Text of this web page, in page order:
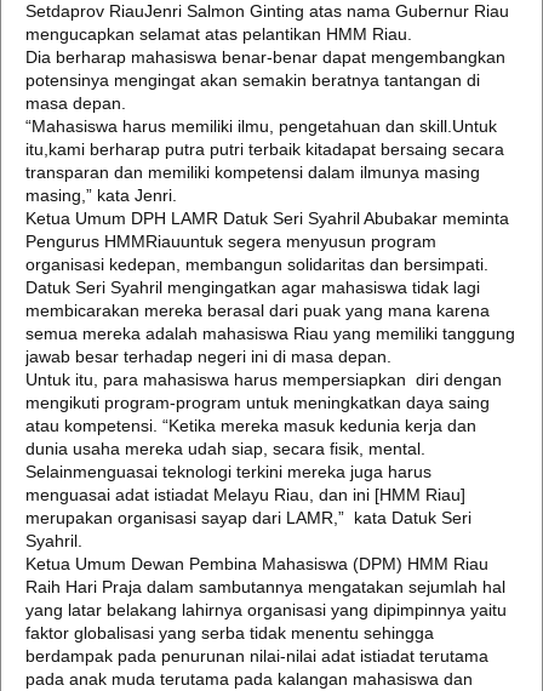
Setdaprov RiauJenri Salmon Ginting atas nama Gubernur Riau
mengucapkan selamat atas pelantikan HMM Riau.
Dia berharap mahasiswa benar-benar dapat mengembangkan
potensinya mengingat akan semakin beratnya tantangan di
masa depan.
“Mahasiswa harus memiliki ilmu, pengetahuan dan skill.Untuk
itu,kami berharap putra putri terbaik kitadapat bersaing secara
transparan dan memiliki kompetensi dalam ilmunya masing
masing,” kata Jenri.
Ketua Umum DPH LAMR Datuk Seri Syahril Abubakar meminta
Pengurus HMMRiauuntuk segera menyusun program
organisasi kedepan, membangun solidaritas dan bersimpati.
Datuk Seri Syahril mengingatkan agar mahasiswa tidak lagi
membicarakan mereka berasal dari puak yang mana karena
semua mereka adalah mahasiswa Riau yang memiliki tanggung
jawab besar terhadap negeri ini di masa depan.
Untuk itu, para mahasiswa harus mempersiapkan diri dengan
mengikuti program-program untuk meningkatkan daya saing
atau kompetensi. “Ketika mereka masuk kedunia kerja dan
dunia usaha mereka udah siap, secara fisik, mental.
Selainmenguasai teknologi terkini mereka juga harus
menguasai adat istiadat Melayu Riau, dan ini [HMM Riau]
merupakan organisasi sayap dari LAMR,” kata Datuk Seri
Syahril.
Ketua Umum Dewan Pembina Mahasiswa (DPM) HMM Riau
Raih Hari Praja dalam sambutannya mengatakan sejumlah hal
yang latar belakang lahirnya organisasi yang dipimpinnya yaitu
faktor globalisasi yang serba tidak menentu sehingga
berdampak pada penurunan nilai-nilai adat istiadat terutama
pada anak muda terutama pada kalangan mahasiswa dan